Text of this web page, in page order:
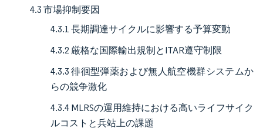
4.3 市場抑制要因
4.3.1 長期調達サイクルに影響する予算変動
4.3.2 厳格な国際輸出規制とITAR遵守制限
4.3.3 徘徊型弾薬および無人航空機群システムか
らの競争激化
4.3.4 MLRSの運用維持における高いライフサイク
ルコストと兵站上の課題